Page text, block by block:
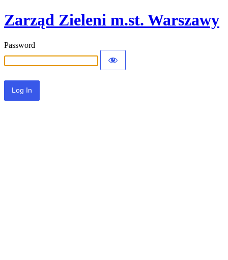
Zarząd Zieleni m.st. Warszawy
Password